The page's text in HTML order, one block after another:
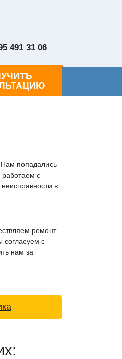
491 31 06
Нам попадались
с
в
ремонт
согласуем с
нам за